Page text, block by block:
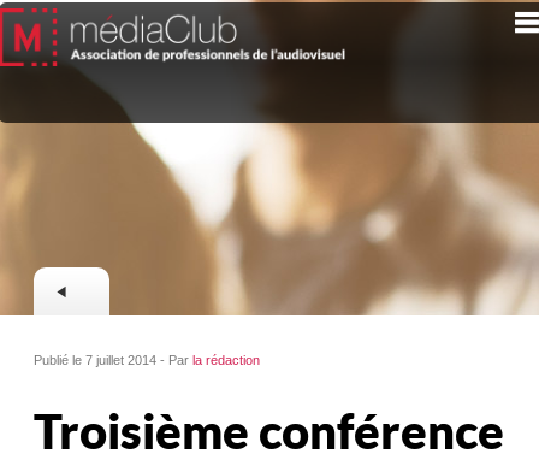
Publié le 7 juillet 2014 - Parla rédaction
Troisième conférence